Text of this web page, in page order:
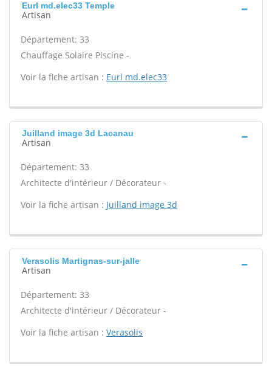
Eurl md.elec33 Temple
Artisan
Département: 33
Chauffage Solaire Piscine -
Voir la fiche artisan : Eurl md.elec33
Juilland image 3d Lacanau
Artisan
Département: 33
Architecte d'intérieur / Décorateur -
Voir la fiche artisan : Juilland image 3d
Verasolis Martignas-sur-jalle
Artisan
Département: 33
Architecte d'intérieur / Décorateur -
Voir la fiche artisan : Verasolis